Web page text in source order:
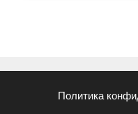
Политика